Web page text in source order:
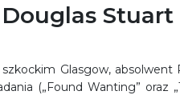
Stuart
Glasgow,
(„Found Wanting” oraz